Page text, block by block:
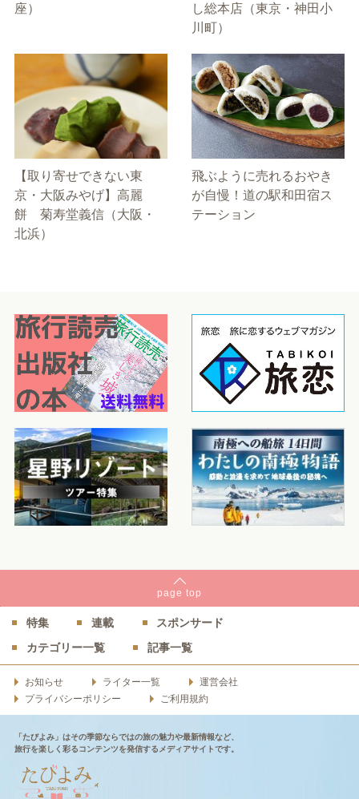
座）
し総本店（東京・神田小
川町）
【取り寄せできない東
京・大阪みやげ】高麗
餅 菊寿堂義信（大阪・
北浜）
飛ぶように売れるおやき
が自慢！道の駅和田宿ス
テーション
page top
特集 連載
スポンサード
カテゴリー一覧
記事一覧
お知らせ ライター一覧
運営会社
プライバシーポリシー
ご利用規約
「たびよみ」はその季節ならではの旅の魅力や最新情報など、
旅行を楽しく彩るコンテンツを発信するメディアサイトです。